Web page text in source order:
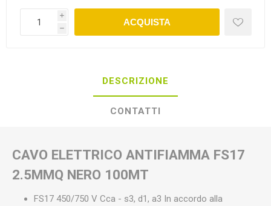
i
h
ACQUISTA
DESCRIZIONE
CONTATTI
CAVO ELETTRICO ANTIFIAMMA FS17
2.5MMQ NERO 100MT
FS17 450/750 V Cca - s3, d1, a3 In accordo alla